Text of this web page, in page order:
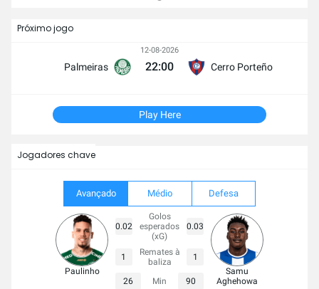
Próximo jogo
Palmeiras
12-08-2026
22:00 Cerro Porteño
Play Here
Jogadores chave
Avançado Médio Defesa
Paulinho
0.02
Golos
esperados
(xG)
0.03
1
Remates à
baliza
1
26 Min 90
Samu
Aghehowa